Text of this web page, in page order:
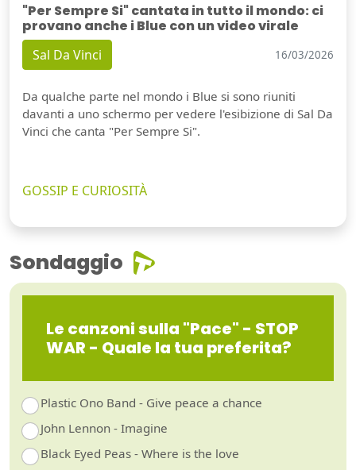
"Per Sempre Si" cantata in tutto il mondo: ci
provano anche i Blue con un video virale
Sal Da Vinci 16/03/2026
Da qualche parte nel mondo i Blue si sono riuniti
davanti a uno schermo per vedere l'esibizione di Sal Da
Vinci che canta "Per Sempre Si".
GOSSIP E CURIOSITÀ
Sondaggio
Le canzoni sulla "Pace" - STOP
WAR - Quale la tua preferita?
Plastic Ono Band - Give peace a chance
John Lennon - Imagine
Black Eyed Peas - Where is the love